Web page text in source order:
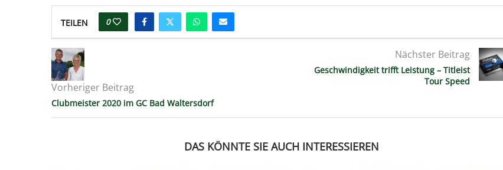
TEILEN 0
Vorheriger Beitrag
Clubmeister 2020 im GC Bad Waltersdorf
Nächster Beitrag
Geschwindigkeit trifft Leistung – Titleist
Tour Speed
DAS KÖNNTE SIE AUCH INTERESSIEREN